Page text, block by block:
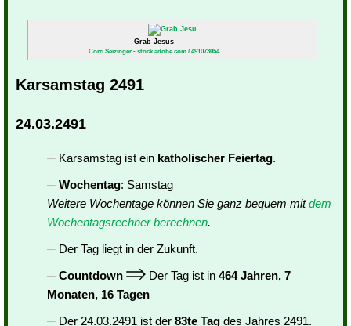
Grab Jesus
Corri Seizinger - stock.adobe.com / 491073054
Karsamstag 2491
24.03.2491
Karsamstag ist ein katholischer Feiertag.
Wochentag: Samstag
Weitere Wochentage können Sie ganz bequem mitdem
Wochentagsrechner berechnen.
Der Tag liegt in der Zukunft.
Countdown
Der Tag ist in 464 Jahren, 7
Monaten, 16 Tagen
Der 24.03.2491 ist der 83te Tag des Jahres 2491.